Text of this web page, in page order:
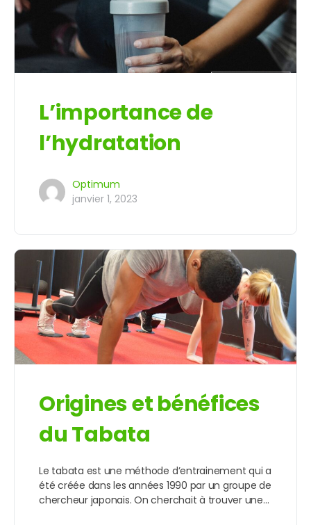
L’importance de
l’hydratation
Optimum
janvier 1, 2023
Origines et bénéfices
du Tabata
Le tabata est une méthode d’entrainement qui a
été créée dans les années 1990 par un groupe de
chercheur japonais. On cherchait à trouver une…